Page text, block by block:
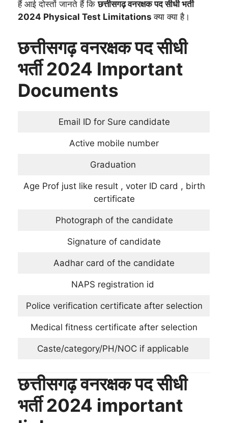
हैं आई दोस्तों जानते हैं किछत्तीसगढ़ वनरक्षक पद सीधी भर्ती
2024 Physical Test Limitationsक्या क्या है।
छत्तीसगढ़ वनरक्षक पद सीधी
भर्ती 2024 Important
Documents
Email ID for Sure candidate
Active mobile number
Graduation
Age Prof just like result , voter ID card , birth
certificate
Photograph of the candidate
Signature of candidate
Aadhar card of the candidate
NAPS registration id
Police verification certificate after selection
Medical fitness certificate after selection
Caste/category/PH/NOC if applicable
छत्तीसगढ़ वनरक्षक पद सीधी
भर्ती 2024 important